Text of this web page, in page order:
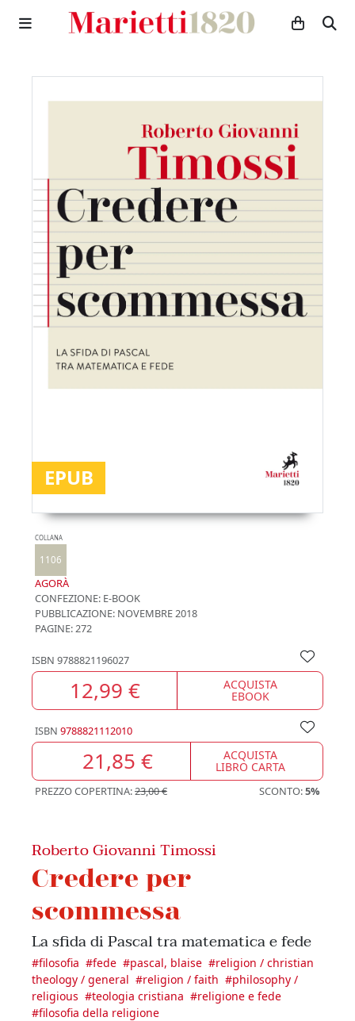
EPUB
COLLANA
1106
AGORÀ
CONFEZIONE: E-BOOK
PUBBLICAZIONE: NOVEMBRE 2018
PAGINE: 272
ISBN 9788821196027
12,99 € ACQUISTA
EBOOK
ISBN 9788821112010
21,85 € ACQUISTA
LIBRO CARTA
PREZZO COPERTINA:23,00 € SCONTO:5%
Roberto Giovanni Timossi
Credere per
scommessa
La sfida di Pascal tra matematica e fede
#filosofia #fede #pascal, blaise #religion / christian
theology / general #religion / faith #philosophy /
religious #teologia cristiana #religione e fede
#filosofia della religione